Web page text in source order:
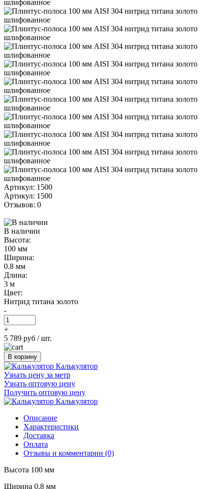
Артикул: 1500
Артикул: 1500
Отзывов: 0
В наличии
Высота:
100 мм
Ширина:
0.8 мм
Длина:
3 м
Цвет:
Нитрид титана золото
-
+
5 789 руб / шт.
В корзину
Калькулятор
Узнать цену за метр
Узнать оптовую цену
Получить оптовую цену
Калькулятор
Описание
Характеристики
Доставка
Оплата
Отзывы и комментарии (0)
Высота 100 мм
Ширина 0,8 мм